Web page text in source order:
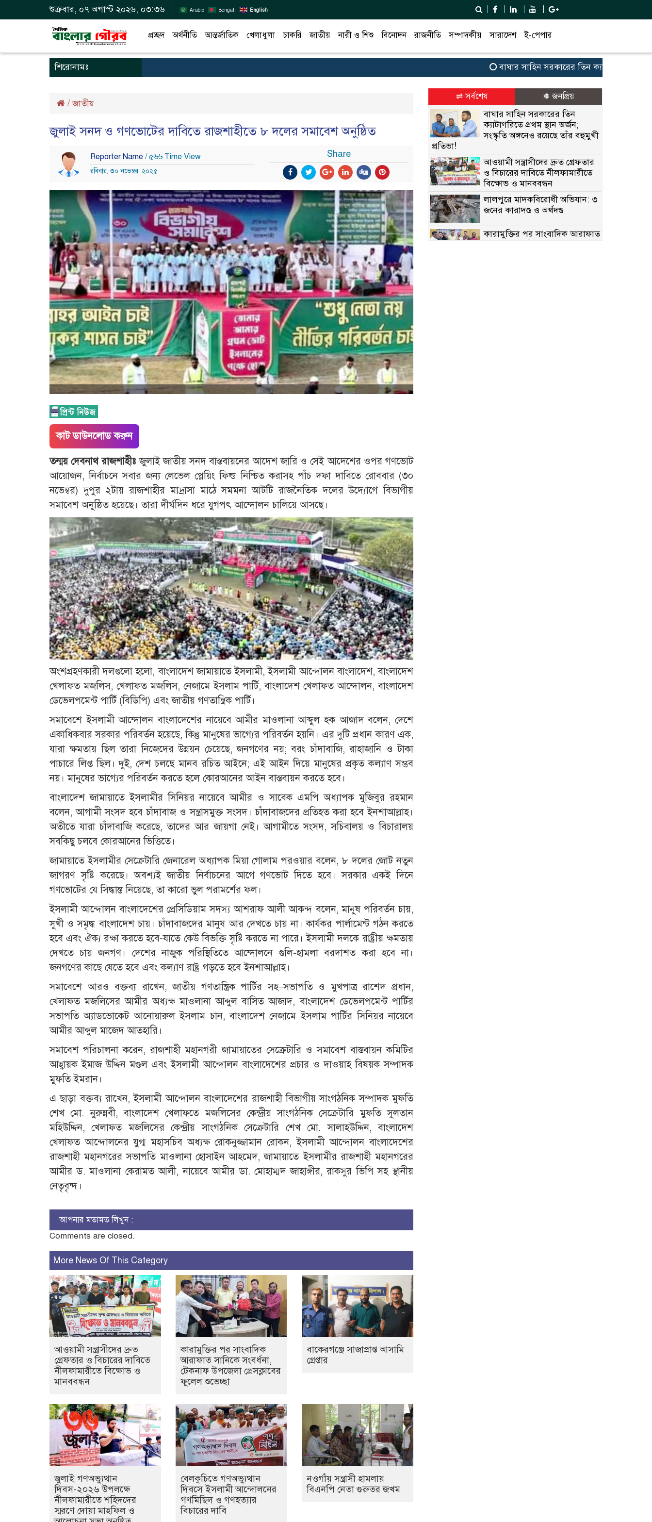
শুক্রবার, ০৭ অগাস্ট ২০২৬, ০৩:৩৬ Arabic Bengali English
প্রচ্ছদ অর্থনীতি আন্তর্জাতিক খেলাধুলা চাকরি জাতীয় নারী ও শিশু বিনোদন রাজনীতি সম্পাদকীয় সারাদেশ ই-পেপার
শিরোনামঃ বাঘার সাহিন সরকারের তিন ক্যাটাগরিতে প্রথম
/জাতীয়
জুলাই সনদ ও গণভোটের দাবিতে রাজশাহীতে ৮ দলের সমাবেশ অনুষ্ঠিত
Reporter Name / ৫৬৬ Time View
রবিবার, ৩০ নভেম্বর, ২০২৫
Share
কাট ডাউনলোড করুন
তন্ময় দেবনাথ রাজশাহীঃ জুলাই জাতীয় সনদ বাস্তবায়নের আদেশ জারি ও সেই আদেশের ওপর গণভোট
আয়োজন, নির্বাচনে সবার জন্য লেভেল প্লেয়িং ফিল্ড নিশ্চিত করাসহ পাঁচ দফা দাবিতে রোববার (৩০
নভেম্বর) দুপুর ২টায় রাজশাহীর মাদ্রাসা মাঠে সমমনা আটটি রাজনৈতিক দলের উদ্যোগে বিভাগীয়
সমাবেশ অনুষ্ঠিত হয়েছে। তারা দীর্ঘদিন ধরে যুগপৎ আন্দোলন চালিয়ে আসছে।
অংশগ্রহণকারী দলগুলো হলো, বাংলাদেশ জামায়াতে ইসলামী, ইসলামী আন্দোলন বাংলাদেশ, বাংলাদেশ
খেলাফত মজলিস, খেলাফত মজলিস, নেজামে ইসলাম পার্টি, বাংলাদেশ খেলাফত আন্দোলন, বাংলাদেশ
ডেভেলপমেন্ট পার্টি (বিডিপি) এবং জাতীয় গণতান্ত্রিক পার্টি।
সমাবেশে ইসলামী আন্দোলন বাংলাদেশের নায়েবে আমীর মাওলানা আব্দুল হক আজাদ বলেন, দেশে
একাধিকবার সরকার পরিবর্তন হয়েছে, কিন্তু মানুষের ভাগ্যের পরিবর্তন হয়নি। এর দুটি প্রধান কারণ এক,
যারা ক্ষমতায় ছিল তারা নিজেদের উন্নয়ন চেয়েছে, জনগণের নয়; বরং চাঁদাবাজি, রাহাজানি ও টাকা
পাচারে লিপ্ত ছিল। দুই, দেশ চলছে মানব রচিত আইনে; এই আইন দিয়ে মানুষের প্রকৃত কল্যাণ সম্ভব
নয়। মানুষের ভাগ্যের পরিবর্তন করতে হলে কোরআনের আইন বাস্তবায়ন করতে হবে।
বাংলাদেশ জামায়াতে ইসলামীর সিনিয়র নায়েবে আমীর ও সাবেক এমপি অধ্যাপক মুজিবুর রহমান
বলেন, আগামী সংসদ হবে চাঁদাবাজ ও সন্ত্রাসমুক্ত সংসদ। চাঁদাবাজদের প্রতিহত করা হবে ইনশাআল্লাহ।
অতীতে যারা চাঁদাবাজি করেছে, তাদের আর জায়গা নেই। আগামীতে সংসদ, সচিবালয় ও বিচারালয়
সবকিছু চলবে কোরআনের ভিত্তিতে।
জামায়াতে ইসলামীর সেক্রেটারি জেনারেল অধ্যাপক মিয়া গোলাম পরওয়ার বলেন, ৮ দলের জোট নতুন
জাগরণ সৃষ্টি করেছে। অবশ্যই জাতীয় নির্বাচনের আগে গণভোট দিতে হবে। সরকার একই দিনে
গণভোটের যে সিদ্ধান্ত নিয়েছে, তা কারো ভুল পরামর্শের ফল।
ইসলামী আন্দোলন বাংলাদেশের প্রেসিডিয়াম সদস্য আশরাফ আলী আকন্দ বলেন, মানুষ পরিবর্তন চায়,
সুখী ও সমৃদ্ধ বাংলাদেশ চায়। চাঁদাবাজদের মানুষ আর দেখতে চায় না। কার্যকর পার্লামেন্ট গঠন করতে
হবে এবং ঐক্য রক্ষা করতে হবে-যাতে কেউ বিভক্তি সৃষ্টি করতে না পারে। ইসলামী দলকে রাষ্ট্রীয় ক্ষমতায়
দেখতে চায় জনগণ। দেশের নাজুক পরিস্থিতিতে আন্দোলনে গুলি-হামলা বরদাশত করা হবে না।
জনগণের কাছে যেতে হবে এবং কল্যাণ রাষ্ট্র গড়তে হবে ইনশাআল্লাহ।
সমাবেশে আরও বক্তব্য রাখেন, জাতীয় গণতান্ত্রিক পার্টির সহ–সভাপতি ও মুখপাত্র রাশেদ প্রধান,
খেলাফত মজলিসের আমীর অধ্যক্ষ মাওলানা আব্দুল বাসিত আজাদ, বাংলাদেশ ডেভেলপমেন্ট পার্টির
সভাপতি অ্যাডভোকেট আনোয়ারুল ইসলাম চান, বাংলাদেশ নেজামে ইসলাম পার্টির সিনিয়র নায়েবে
আমীর আব্দুল মাজেদ আতহারি।
সমাবেশ পরিচালনা করেন, রাজশাহী মহানগরী জামায়াতের সেক্রেটারি ও সমাবেশ বাস্তবায়ন কমিটির
আহ্বায়ক ইমাজ উদ্দিন মণ্ডল এবং ইসলামী আন্দোলন বাংলাদেশের প্রচার ও দাওয়াহ বিষয়ক সম্পাদক
মুফতি ইমরান।
এ ছাড়া বক্তব্য রাখেন, ইসলামী আন্দোলন বাংলাদেশের রাজশাহী বিভাগীয় সাংগঠনিক সম্পাদক মুফতি
শেখ মো. নুরুন্নবী, বাংলাদেশ খেলাফতে মজলিসের কেন্দ্রীয় সাংগঠনিক সেক্রেটারি মুফতি সুলতান
মহিউদ্দিন, খেলাফত মজলিসের কেন্দ্রীয় সাংগঠনিক সেক্রেটারি শেখ মো. সালাহউদ্দিন, বাংলাদেশ
খেলাফত আন্দোলনের যুগ্ম মহাসচিব অধ্যক্ষ রোকনুজ্জামান রোকন, ইসলামী আন্দোলন বাংলাদেশের
রাজশাহী মহানগরের সভাপতি মাওলানা হোসাইন আহমেদ, জামায়াতে ইসলামীর রাজশাহী মহানগরের
আমীর ড. মাওলানা কেরামত আলী, নায়েবে আমীর ডা. মোহাম্মদ জাহাঙ্গীর, রাকসুর ভিপি সহ স্থানীয়
নেতৃবৃন্দ।
আপনার মতামত লিখুন :
Comments are closed.
More News Of This Category
আওয়ামী সন্ত্রাসীদের দ্রুত
গ্রেফতার ও বিচারের দাবিতে
নীলফামারীতে বিক্ষোভ ও
মানববন্ধন
কারামুক্তির পর সাংবাদিক
আরাফাত সানিকে সংবর্ধনা,
টেকনাফ উপজেলা প্রেসক্লাবের
ফুলেল শুভেচ্ছা
বাকেরগঞ্জে সাজাপ্রাপ্ত আসামি
গ্রেপ্তার
জুলাই গণঅভ্যুত্থান
দিবস-২০২৬ উপলক্ষে
নীলফামারীতে শহিদদের
স্মরণে দোয়া মাহফিল ও
বেলকুচিতে গণঅভ্যুত্থান
দিবসে ইসলামী আন্দোলনের
গণমিছিল ও গণহত্যার
বিচারের দাবি
নওগাঁয় সন্ত্রাসী হামলায়
বিএনপি নেতা গুরুতর জখম
⇌ সর্বশেষ ❅ জনপ্রিয়
বাঘার সাহিন সরকারের তিন
ক্যাটাগরিতে প্রথম স্থান অর্জন;
সংস্কৃতি অঙ্গনেও রয়েছে তাঁর বহুমুখী
প্রতিভা!
আওয়ামী সন্ত্রাসীদের দ্রুত গ্রেফতার
ও বিচারের দাবিতে নীলফামারীতে
বিক্ষোভ ও মানববন্ধন
লালপুরে মাদকবিরোধী অভিযান: ৩
জনের কারাদণ্ড ও অর্থদণ্ড
কারামুক্তির পর সাংবাদিক আরাফাত